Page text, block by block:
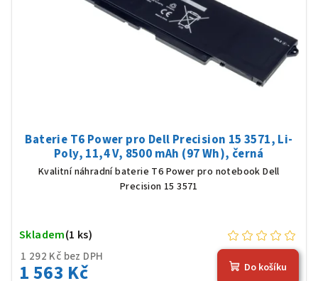
Baterie T6 Power pro Dell Precision 15 3571, Li-
Poly, 11,4 V, 8500 mAh (97 Wh), černá
Kvalitní náhradní baterie T6 Power pro notebook Dell
Precision 15 3571
1 292 Kč bez DPH
1 563 Kč
Skladem(1 ks)
Do košíku